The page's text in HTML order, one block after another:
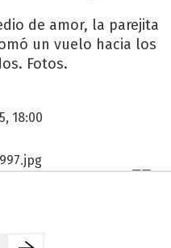
de amor, la parejita
un vuelo hacia los
Fotos.
18:00